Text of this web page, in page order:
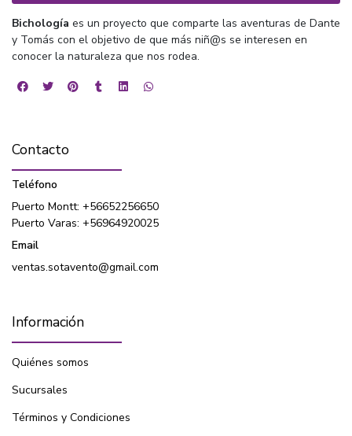
Bichología es un proyecto que comparte las aventuras de Dante
y Tomás con el objetivo de que más niñ@s se interesen en
conocer la naturaleza que nos rodea.
Contacto
Teléfono
Puerto Montt: +56652256650
Puerto Varas: +56964920025
Email
ventas.sotavento@gmail.com
Información
Quiénes somos
Sucursales
Términos y Condiciones